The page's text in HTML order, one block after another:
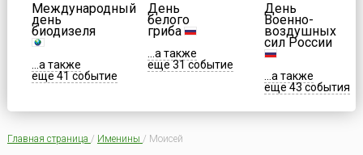
Международный
день
биодизеля
...а также
еще 41 событие
День
белого
гриба
...а также
еще 31 событие
День
Военно-
воздушных
сил России
...а также
еще 43 события
Главная страница / Именины / Моисей